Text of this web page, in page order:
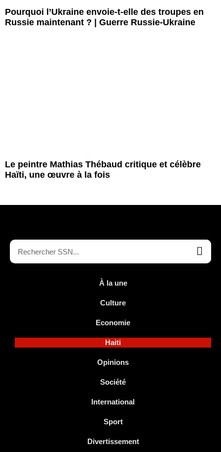
Pourquoi l’Ukraine envoie-t-elle des troupes en
Russie maintenant ? | Guerre Russie-Ukraine
Le peintre Mathias Thébaud critique et célèbre
Haïti, une œuvre à la fois
À la une
Culture
Economie
Haiti
Opinions
Société
International
Sport
Divertissement